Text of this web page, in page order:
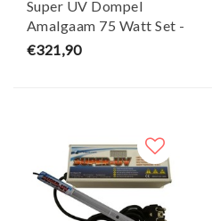
Super UV Dompel
Amalgaam 75 Watt Set -
Air Aqua
€321,90